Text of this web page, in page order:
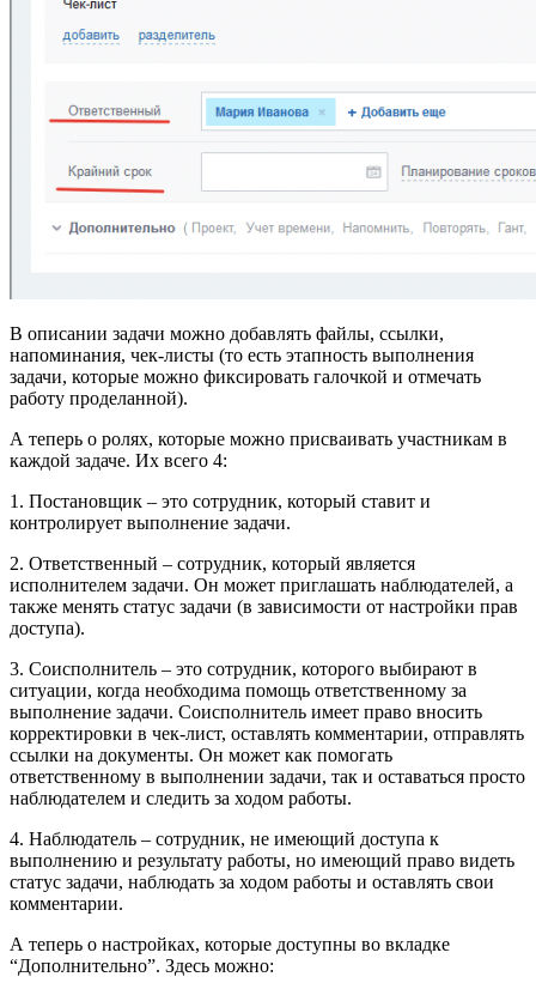
В описании задачи можно добавлять файлы, ссылки,
напоминания, чек-листы (то есть этапность выполнения
задачи, которые можно фиксировать галочкой и отмечать
работу проделанной).
А теперь о ролях, которые можно присваивать участникам в
каждой задаче. Их всего 4:
1. Постановщик – это сотрудник, который ставит и
контролирует выполнение задачи.
2. Ответственный – сотрудник, который является
исполнителем задачи. Он может приглашать наблюдателей, а
также менять статус задачи (в зависимости от настройки прав
доступа).
3. Соисполнитель – это сотрудник, которого выбирают в
ситуации, когда необходима помощь ответственному за
выполнение задачи. Соисполнитель имеет право вносить
корректировки в чек-лист, оставлять комментарии, отправлять
ссылки на документы. Он может как помогать
ответственному в выполнении задачи, так и оставаться просто
наблюдателем и следить за ходом работы.
4. Наблюдатель – сотрудник, не имеющий доступа к
выполнению и результату работы, но имеющий право видеть
статус задачи, наблюдать за ходом работы и оставлять свои
комментарии.
А теперь о настройках, которые доступны во вкладке
“Дополнительно”. Здесь можно: